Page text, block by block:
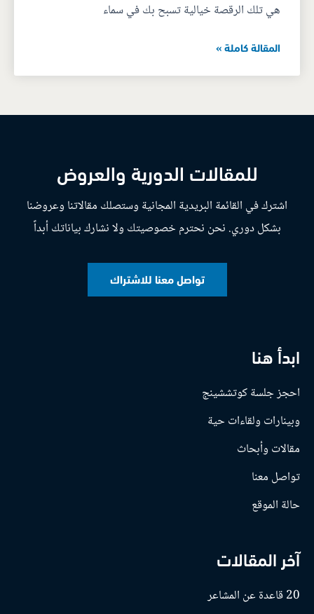
هي تلك الرقصة خيالية تسبح بك في سماء
المقالة كاملة »
للمقالات الدورية والعروض
اشترك في القائمة البريدية المجانية وستصلك مقالاتنا وعروضنا
بشكل دوري. نحن نحترم خصوصيتك ولا نشارك بياناتك أبداً
تواصل معنا للاشتراك
ابدأ هنا
احجز جلسة كوتششينج
وبينارات ولقاءات حية
مقالات وأبحاث
تواصل معنا
حالة الموقع
آخر المقالات
20 قاعدة عن المشاعر